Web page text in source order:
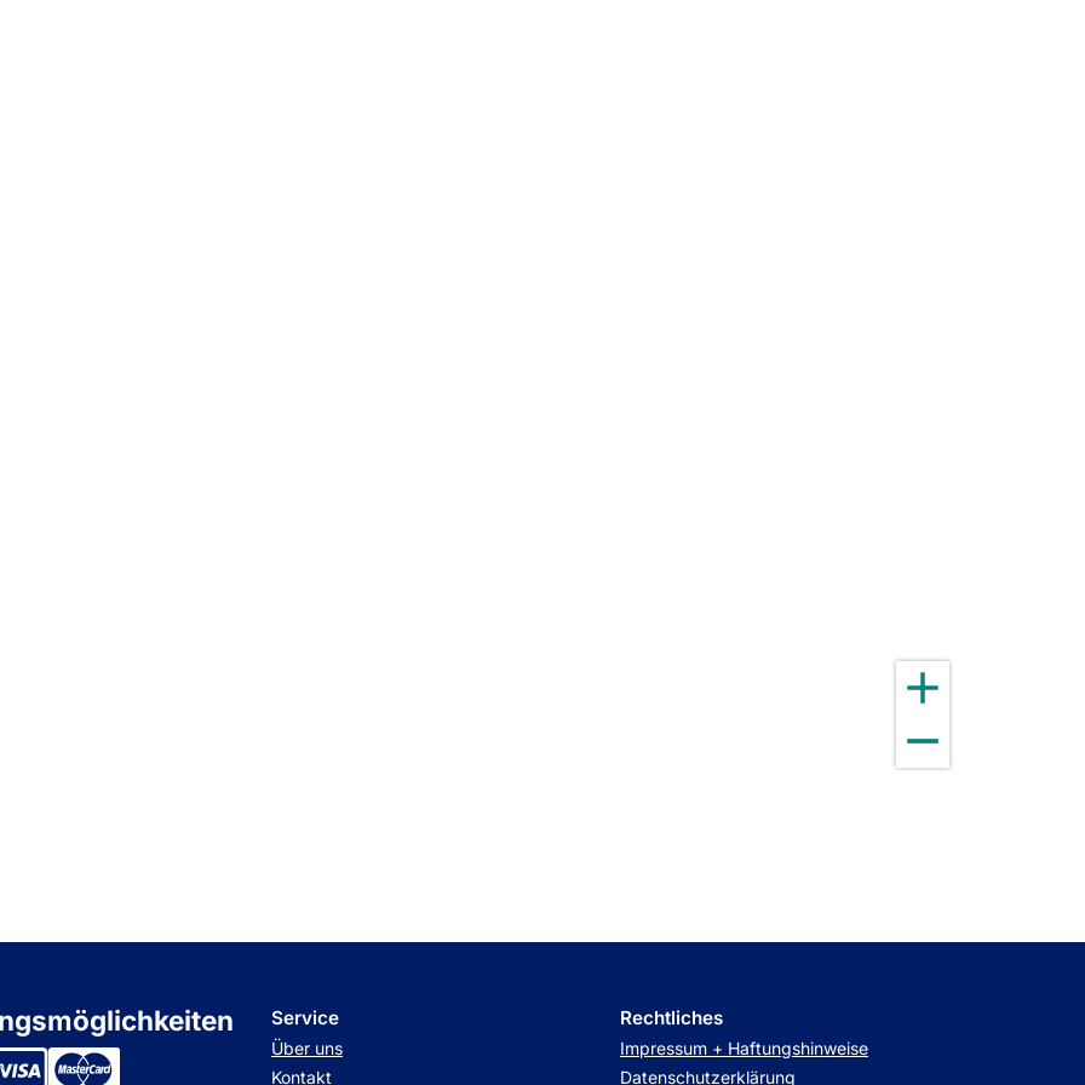
Service
Über uns
Kontakt
Rechtliches
Impressum + Haftungshinweise
Datenschutzerklärung